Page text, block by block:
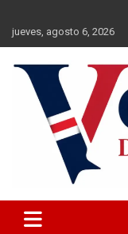
contenido
jueves, agosto 6, 2026
El